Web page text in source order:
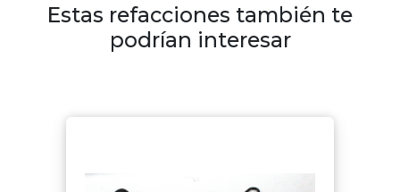
Estas refacciones también te
podrían interesar